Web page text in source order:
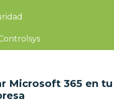
Microsoft 365 en tu